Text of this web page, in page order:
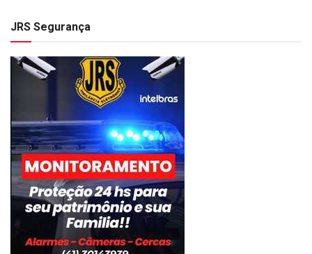
JRS Segurança